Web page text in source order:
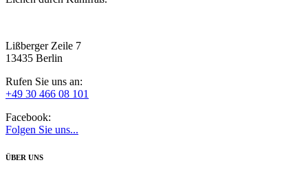
Lißberger Zeile 7
13435 Berlin
Rufen Sie uns an:
+49 30 466 08 101
Facebook:
Folgen Sie uns...
ÜBER UNS